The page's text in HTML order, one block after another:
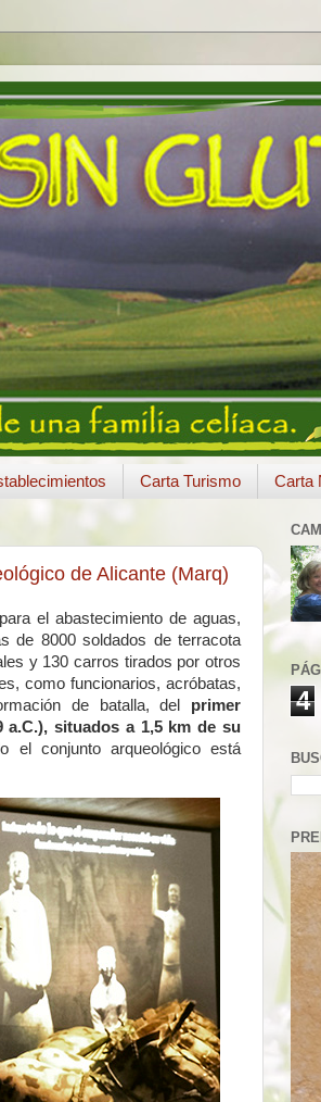
Carta Turismo Carta
de Alicante (Marq)
el abastecimiento de aguas,
de 8000 soldados de terracota
y 130 carros tirados por otros
como funcionarios, acróbatas,
de batalla, del primer
a.C.)​, situados a 1,5 km de su
el conjunto arqueológico está
4